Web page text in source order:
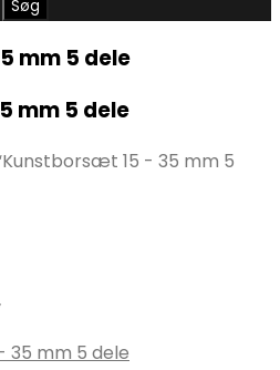
Søg
mm 5 dele
mm 5 dele
15 - 35 mm 5